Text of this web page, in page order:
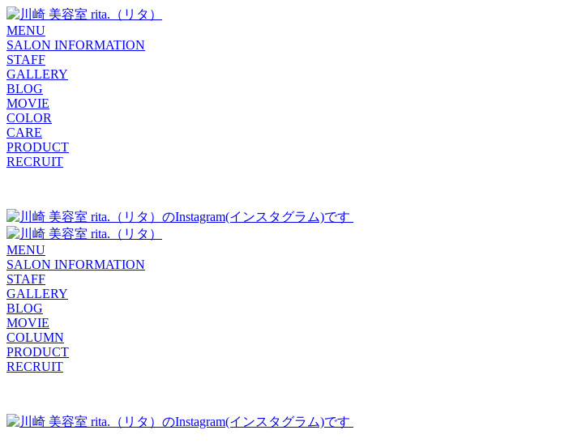
MENU
SALON INFORMATION
STAFF
GALLERY
BLOG
MOVIE
COLOR
CARE
PRODUCT
RECRUIT
MENU
SALON INFORMATION
STAFF
GALLERY
BLOG
MOVIE
COLUMN
PRODUCT
RECRUIT